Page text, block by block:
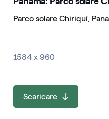
Parco solare Chiriquí,
Dimensioni
1584 x 960
Scaricare